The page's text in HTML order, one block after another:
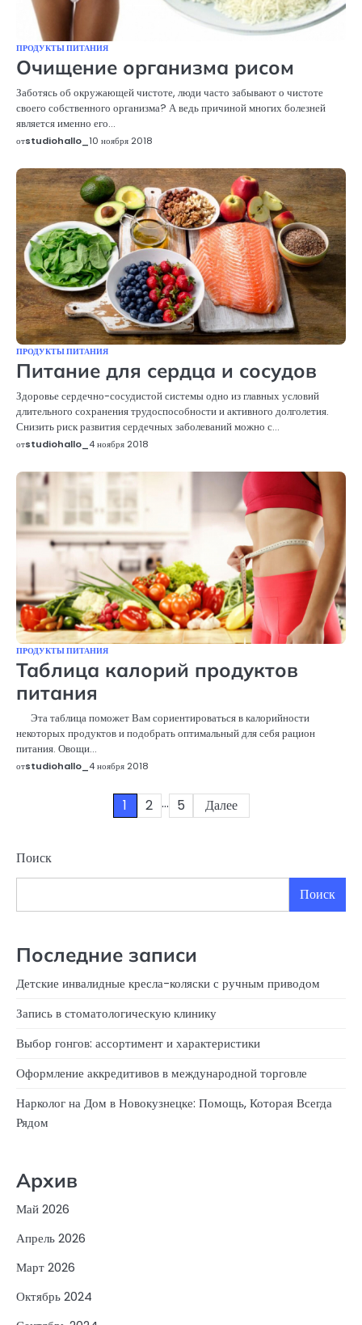
ПРОДУКТЫ ПИТАНИЯ
Очищение организма рисом
Заботясь об окружающей чистоте, люди часто забывают о чистоте
своего собственного организма? А ведь причиной многих болезней
является именно его…
отstudiohallo_ 10 ноября 2018
ПРОДУКТЫ ПИТАНИЯ
Питание для сердца и сосудов
Здоровье сердечно-сосудистой системы одно из главных условий
длительного сохранения трудоспособности и активного долголетия.
Снизить риск развития сердечных заболеваний можно с…
отstudiohallo_ 4 ноября 2018
ПРОДУКТЫ ПИТАНИЯ
Таблица калорий продуктов
питания
Эта таблица поможет Вам сориентироваться в калорийности
некоторых продуктов и подобрать оптимальный для себя рацион
питания. Овощи…
отstudiohallo_ 4 ноября 2018
Пагинация1 2 … 5 Далее
Поиск
Поиск
Последние записи
Детские инвалидные кресла-коляски с ручным приводом
Запись в стоматологическую клинику
Выбор гонгов: ассортимент и характеристики
Оформление аккредитивов в международной торговле
Нарколог на Дом в Новокузнецке: Помощь, Которая Всегда
Рядом
Архив
Май 2026
Апрель 2026
Март 2026
Октябрь 2024